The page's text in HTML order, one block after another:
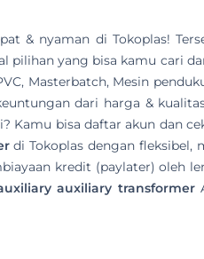
& nyaman di Tokoplas!
yang bisa kamu cari
Masterbatch, Mesin
dari harga &
Kamu bisa daftar akun dan
di Tokoplas dengan fleksibel,
kredit (paylater) oleh
auxiliary transformer